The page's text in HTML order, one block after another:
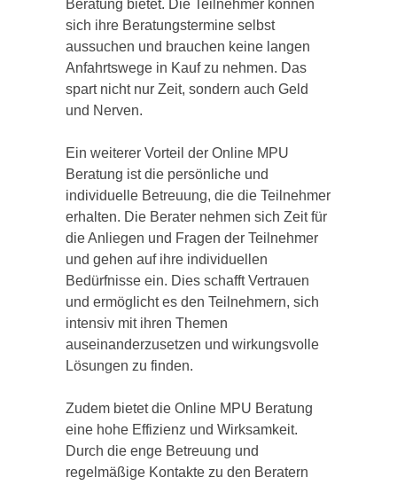
Beratung bietet. Die Teilnehmer können
sich ihre Beratungstermine selbst
aussuchen und brauchen keine langen
Anfahrtswege in Kauf zu nehmen. Das
spart nicht nur Zeit, sondern auch Geld
und Nerven.
Ein weiterer Vorteil der Online MPU
Beratung ist die persönliche und
individuelle Betreuung, die die Teilnehmer
erhalten. Die Berater nehmen sich Zeit für
die Anliegen und Fragen der Teilnehmer
und gehen auf ihre individuellen
Bedürfnisse ein. Dies schafft Vertrauen
und ermöglicht es den Teilnehmern, sich
intensiv mit ihren Themen
auseinanderzusetzen und wirkungsvolle
Lösungen zu finden.
Zudem bietet die Online MPU Beratung
eine hohe Effizienz und Wirksamkeit.
Durch die enge Betreuung und
regelmäßige Kontakte zu den Beratern